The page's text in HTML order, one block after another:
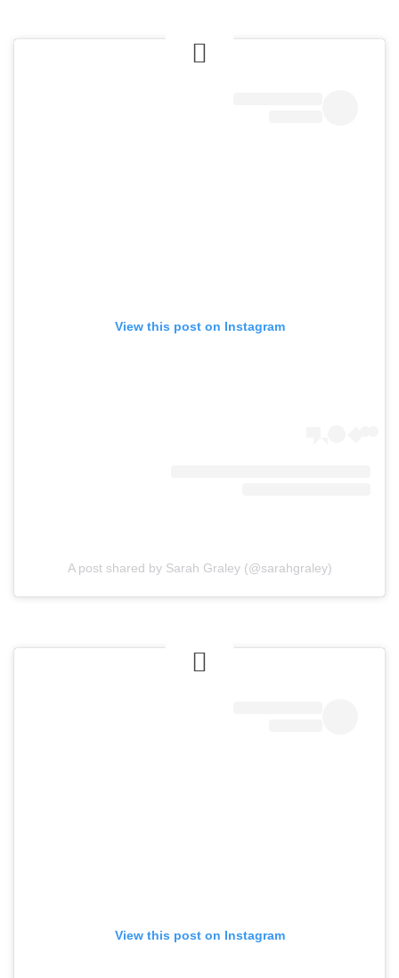
View this post on Instagram
A post shared by Sarah Graley (@sarahgraley)
View this post on Instagram